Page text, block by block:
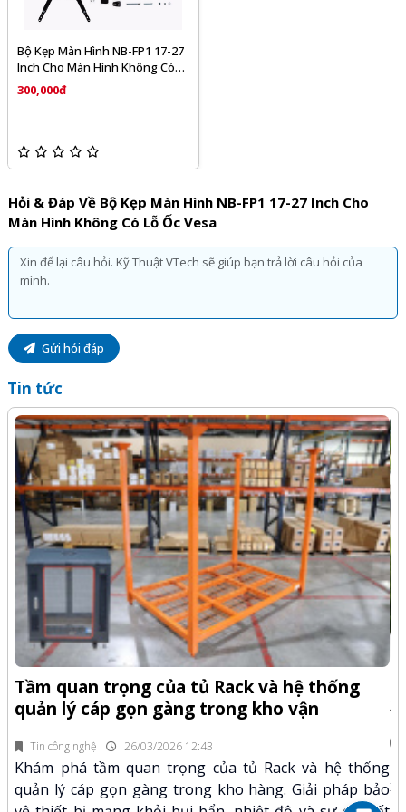
Màn Hình Không Có Lỗ Ốc Vesa
phân phối bởi Kỹ Thuật Vtech được cam kết chính hãng, giá
Quý khách hàng hoàn toàn yên tâm khi lựa chọn sử dụng
sản phẩm, dịch vụ tại Kỹ Thuật Vtech.
Bộ Kẹp Màn Hình NB-FP1 17-27
Inch Cho Màn Hình Không Có
Lỗ Ốc Vesa
300,000đ
Hỏi & Đáp Về Bộ Kẹp Màn Hình NB-FP1 17-27 Inch Cho
Màn Hình Không Có Lỗ Ốc Vesa
Gửi hỏi đáp
Tin tức
Tin công nghệ 26/03/2026 12:43
Tầm quan trọng của tủ Rack và hệ thống
quản lý cáp gọn gàng trong kho vận
Khám phá tầm quan trọng của tủ Rack và hệ thống
quản lý cáp gọn gàng trong kho hàng. Giải pháp bảo